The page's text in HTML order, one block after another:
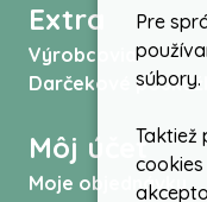
Extra
Výrobcovia
Darčekové
Môj účet
Moje objednávky
Pre
súbory.
Taktiež